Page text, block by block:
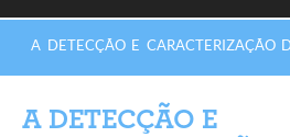
A DETECÇÃO E CARACTERIZAÇÃO
A DETECÇÃO E